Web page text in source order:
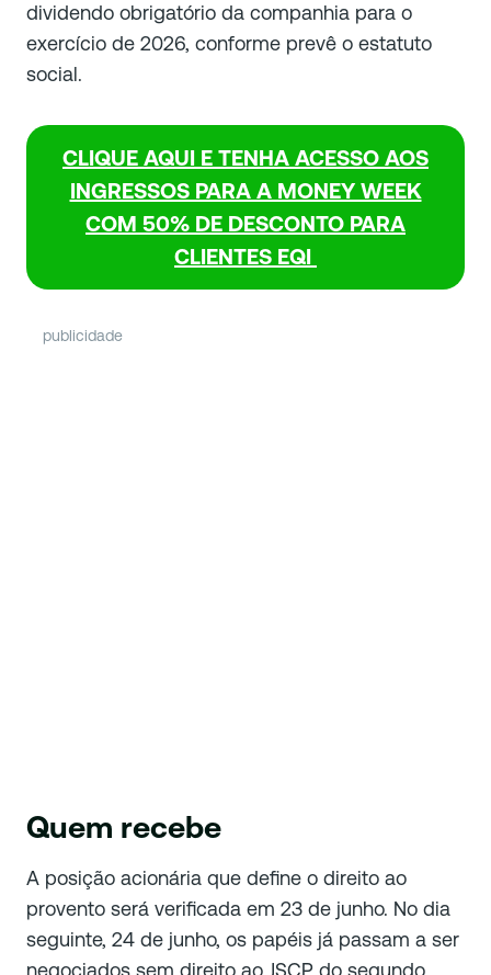
dividendo obrigatório da companhia para o
exercício de 2026, conforme prevê o estatuto
social.
CLIQUE AQUI E TENHA ACESSO AOS
INGRESSOS PARA A MONEY WEEK
COM 50% DE DESCONTO PARA
CLIENTES EQI
publicidade
Quem recebe
A posição acionária que define o direito ao
provento será verificada em 23 de junho. No dia
seguinte, 24 de junho, os papéis já passam a ser
negociados sem direito ao JSCP do segundo